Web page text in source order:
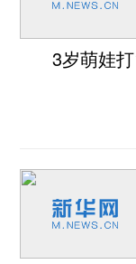
3岁萌娃